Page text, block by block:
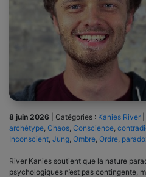
8 juin 2026 Catégories : Kanies River
archétype Chaos Conscience
Inconscient Jung Ombre Ordre
River Kanies soutient que la nature
psychologiques n’est pas contingente,